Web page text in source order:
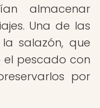
almacenar
Una de las
salazón, que
pescado con
por